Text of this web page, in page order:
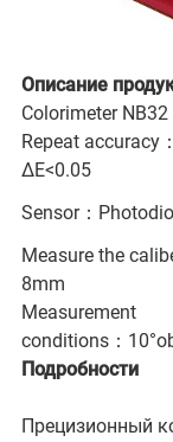
Описание
Colorimeter
Repeat accuracy：
ΔE<0.05
Sensor：
Measure the
8mm
Measurement
conditions：
Подробности
Прецизионный